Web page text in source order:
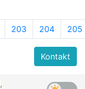
203 204 205
,
Kontakt